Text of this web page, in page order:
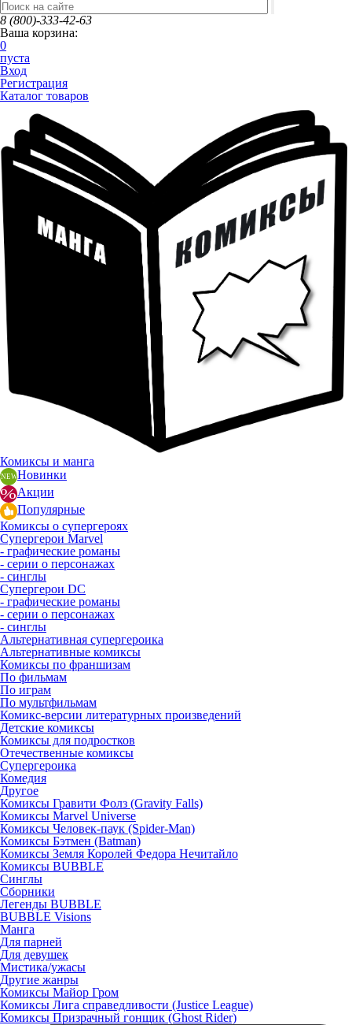
8 (800)-333-42-63
Ваша корзина:
0
пуста
Вход
Регистрация
Каталог товаров
Комиксы и манга
Новинки
Акции
Популярные
Комиксы о супергероях
Супергерои Marvel
- графические романы
- серии о персонажах
- синглы
Супергерои DC
- графические романы
- серии о персонажах
- синглы
Альтернативная супергероика
Альтернативные комиксы
Комиксы по франшизам
По фильмам
По играм
По мультфильмам
Комикс-версии литературных произведений
Детские комиксы
Комиксы для подростков
Отечественные комиксы
Супергероика
Комедия
Другое
Комиксы Гравити Фолз (Gravity Falls)
Комиксы Marvel Universe
Комиксы Человек-паук (Spider-Man)
Комиксы Бэтмен (Batman)
Комиксы Земля Королей Федора Нечитайло
Комиксы BUBBLE
Синглы
Сборники
Легенды BUBBLE
BUBBLE Visions
Манга
Для парней
Для девушек
Мистика/ужасы
Другие жанры
Комиксы Майор Гром
Комиксы Лига справедливости (Justice League)
Комиксы Призрачный гонщик (Ghost Rider)